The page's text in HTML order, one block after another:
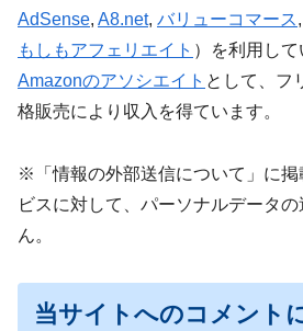
AdSense, A8.net, バリューコマース,
もしもアフェリエイト ）を利用して
Amazonのアソシエイト として、フ
格販売により収入を得ています。
※「情報の外部送信について」に掲
ビスに対して、パーソナルデータ
ん。
当サイトへのコメント